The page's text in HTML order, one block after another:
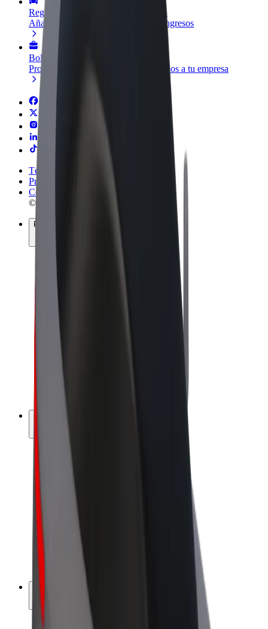
Registrarse como propietario de flota
Añadí tu flota a Bolt y potenciá tus ingresos
Bolt para empresas
Productos y servicios de Bolt adaptados a tu empresa
Términos y Condiciones
Privacidad
Cookies
© 2026 Bolt Technology OÜ
Productos
Patinetes
Bolt Market
Bolt Food
Bolt Drive
Bicis
Ingresos de conductor/a
Repartidores
Comercios de Bolt Food
Franquicias
Empresa